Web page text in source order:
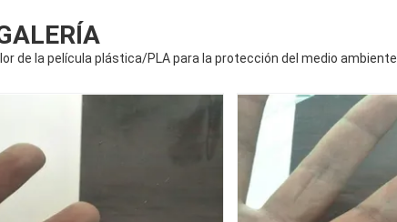
de la película plástica/PLA para la protección del medio ambiente